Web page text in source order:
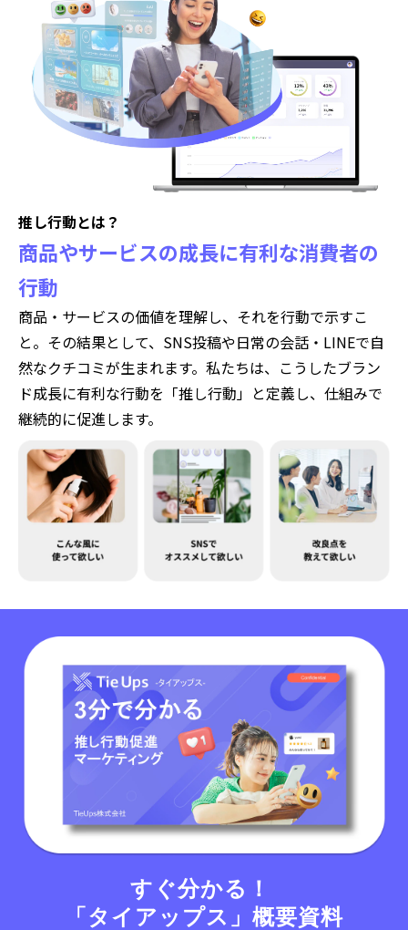
推し行動とは？
商品やサービスの成長に有利な消費者の
行動
商品・サービスの価値を理解し、それを行動で示すこ
と。その結果として、SNS投稿や日常の会話・LINEで自
然なクチコミが生まれます。私たちは、こうしたブラン
ド成長に有利な行動を「推し行動」と定義し、仕組みで
継続的に促進します。
すぐ分かる！
「タイアップス」概要資料